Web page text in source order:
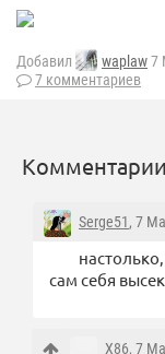
Добавил waplaw7
7 комментариев
Serge51, 7
сам себя
X86, 7